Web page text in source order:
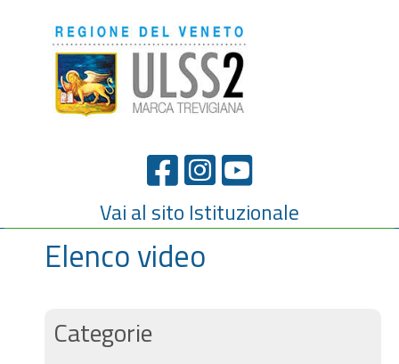
Vai al sito Istituzionale
Elenco video
Categorie